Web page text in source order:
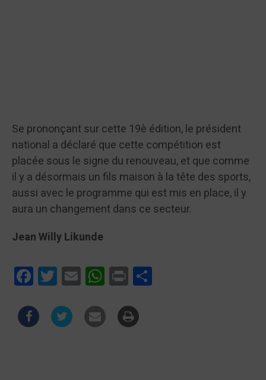
Se prononçant sur cette 19è édition, le président
national a déclaré que cette compétition est
placée sous le signe du renouveau, et que comme
il y a désormais un fils maison à la tête des sports,
aussi avec le programme qui est mis en place, il y
aura un changement dans ce secteur.
Jean Willy Likunde
FacebookTwitterEmail WhatsApp
Print